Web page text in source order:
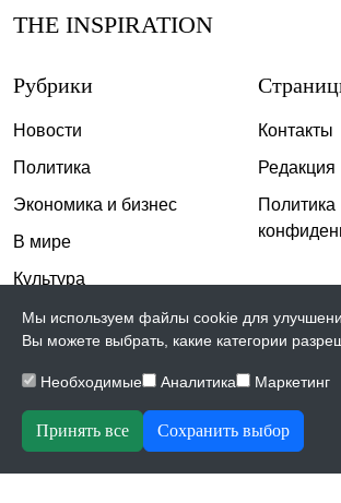
THE INSPIRATION
Рубрики
Новости
Политика
Экономика и бизнес
В мире
Культура
Спорт
Происшествия
Скандалы
Контакты
Редакция
Политика
Мы используем файлы cookie для
Вы можете выбрать, какие категории
Необходимые Аналитика Маркетинг
Принять все Сохранить выбор